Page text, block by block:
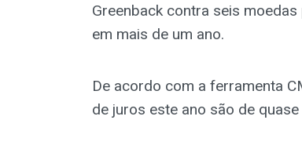
Greenback contra seis
em mais de um ano.
De acordo com a ferramenta
de juros este ano são de quase